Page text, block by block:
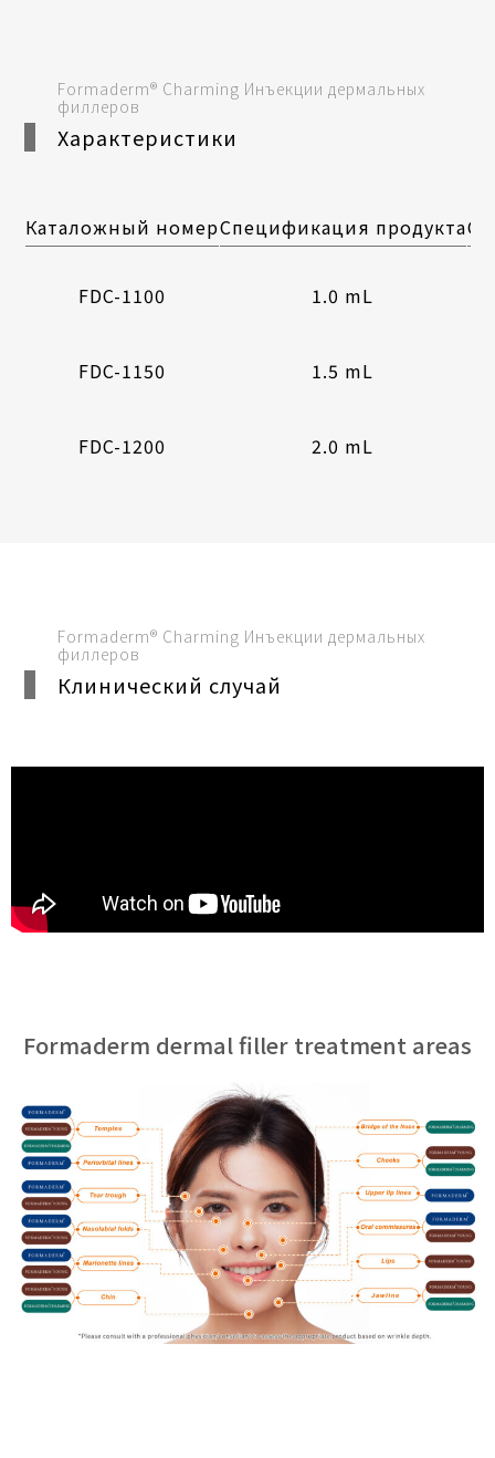
Formaderm® Charming Инъекции дермальных
филлеров
Характеристики
Каталожный номерСпецификация продукта
FDC-1100 1.0 mL
FDC-1150 1.5 mL
FDC-1200 2.0 mL
Formaderm® Charming Инъекции дермальных
филлеров
Клинический случай
Formaderm dermal filler treatment areas